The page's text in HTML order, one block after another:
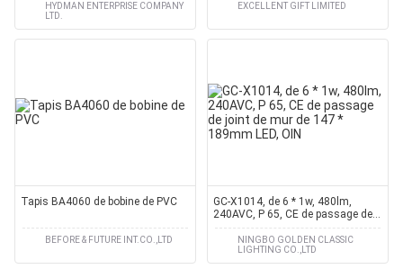
HYDMAN ENTERPRISE COMPANY
LTD.
EXCELLENT GIFT LIMITED
Tapis BA4060 de bobine de PVC
BEFORE & FUTURE INT.CO.,LTD
GC-X1014, de 6 * 1w, 480lm,
240AVC, P 65, CE de passage de
joint de mur de 147 * 189mm LED,
NINGBO GOLDEN CLASSIC
LIGHTING CO.,LTD